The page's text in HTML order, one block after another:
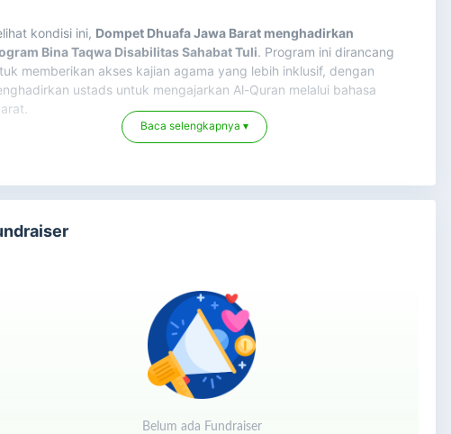
kondisi ini, Dompet Dhuafa Jawa Barat menghadirkan
Bina Taqwa Disabilitas Sahabat Tuli. Program ini dirancang
memberikan akses kajian agama yang lebih inklusif, dengan
ustads untuk mengajarkan Al-Quran melalui bahasa
belajar membaca dan memahami Al-Qur’an, mendapatkan ruang
dalam kajian ini juga membangun rasa ukhuwah dan
keberlanjutan program ini sangat bergantung pada dukungan
Mari ikut berkontribusi
dalam menghadirkan cahaya ilmu
sahabat tuli dengan berdonasi. Donasi Anda akan membantu
juru bahasa isyarat, serta mendukung penyelenggaraan
agama yang inklusif dan ramah disabilitas.
Baca selengkapnya ▾
Belum ada Fundraiser